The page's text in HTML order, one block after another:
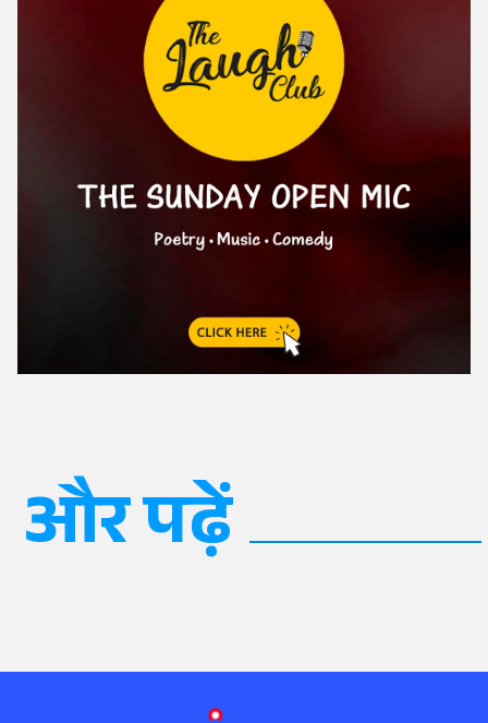
और पढ़ें